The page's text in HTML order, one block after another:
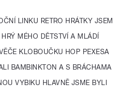
LINKU RETRO HRÁTKY JSEM
MÉHO DĚTSTVÍ A MLÁDÍ
KLOBOUČKU HOP PEXESA
BAMBINKTON A S BRÁCHAMA
VYBIKU HLAVNĚ JSME BYLI